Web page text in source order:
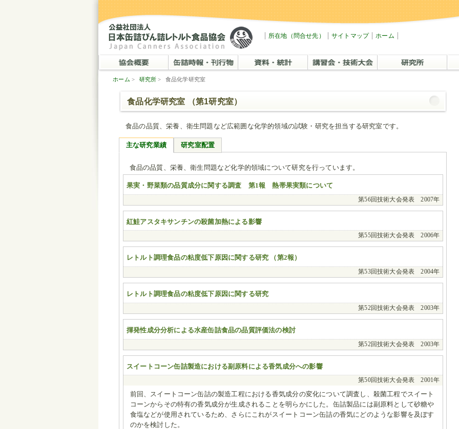
所在地（問合せ先） サイトマップ ホーム
ホーム > 研究所 > 食品化学研究室
食品化学研究室 （第1研究室）
食品の品質、栄養、衛生問題など広範囲な化学的領域の試験・研究を担当する研究室です。
主な研究業績 研究室配置
食品の品質、栄養、衛生問題など化学的領域について研究を行っています。
果実・野菜類の品質成分に関する調査 第1報 熱帯果実類について
第56回技術大会発表 2007年
紅鮭アスタキサンチンの殺菌加熱による影響
第55回技術大会発表 2006年
レトルト調理食品の粘度低下原因に関する研究 （第2報）
第53回技術大会発表 2004年
レトルト調理食品の粘度低下原因に関する研究
第52回技術大会発表 2003年
揮発性成分分析による水産缶詰食品の品質評価法の検討
第52回技術大会発表 2003年
スイートコーン缶詰製造における副原料による香気成分への影響
第50回技術大会発表 2001年
前回、スイートコーン缶詰の製造工程における香気成分の変化について調査し、殺菌工程でスイート
コーンからその特有の香気成分が生成されることを明らかにした。缶詰製品には副原料として砂糖や
食塩などが使用されているため、さらにこれがスイートコーン缶詰の香気にどのような影響を及ぼす
のかを検討した。